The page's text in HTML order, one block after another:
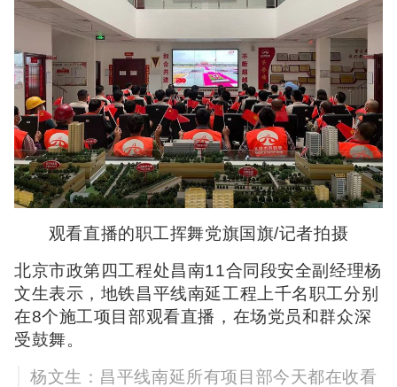
观看直播的职工挥舞党旗国旗/记者拍摄
北京市政第四工程处昌南11合同段安全副经理杨
文生表示，地铁昌平线南延工程上千名职工分别
在8个施工项目部观看直播，在场党员和群众深
受鼓舞。
杨文生：昌平线南延所有项目部今天都在收看